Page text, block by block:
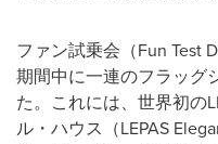
ファン試乗会（Fun Test
期間中に一連のフラッグ
た。これには、世界初の
ル・ハウス（LEPAS